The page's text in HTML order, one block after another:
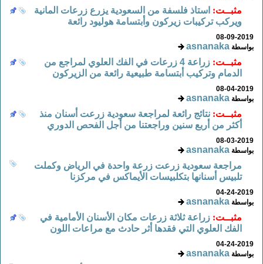
مثبــت:
استاذ فلسفة من السعودية يزرع زرعات المانية
ويركب تركيبات زيركون وأبتسامة هوليود رائعة
08-09-2019
بواسطةasnanaka
مثبــت:
زراعة 4 زرعات في الفك العلوي لمراجع من
الدمام وتركيب أبتسامة طبيعية رائعة من الزيركون
08-04-2019
بواسطةasnanaka
مثبــت: نتائج رائعة لمراجعة سعودية زرعت أسنان منذ
أكثر من أربع سنين وراجعتنا من أجل الفحص الدوري
08-03-2019
بواسطةasnanaka
مراجعة سعودية زرعت زرعة واحدة في الرياض وكملت
تلبيس أسنانها بتكلبيسات الأيماكس في مركزنا
04-24-2019
بواسطةasnanaka
مثبــت: زراعة ثلاثة زرعات مكان الأسنان الأمامية في
الفك العلوي التي فقدها أثر حادث مع مراعات اللون
04-24-2019
بواسطةasnanaka